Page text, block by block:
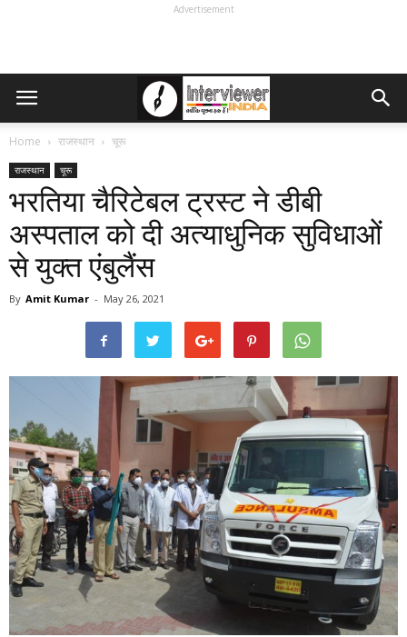
Advertisement
Home राजस्थान चूरू
राजस्थान चूरू
भरतिया चैरिटेबल ट्रस्ट ने डीबी
अस्पताल को दी अत्याधुनिक सुविधाओं
से युक्त एंबुलैंस
By Amit Kumar - May 26, 2021